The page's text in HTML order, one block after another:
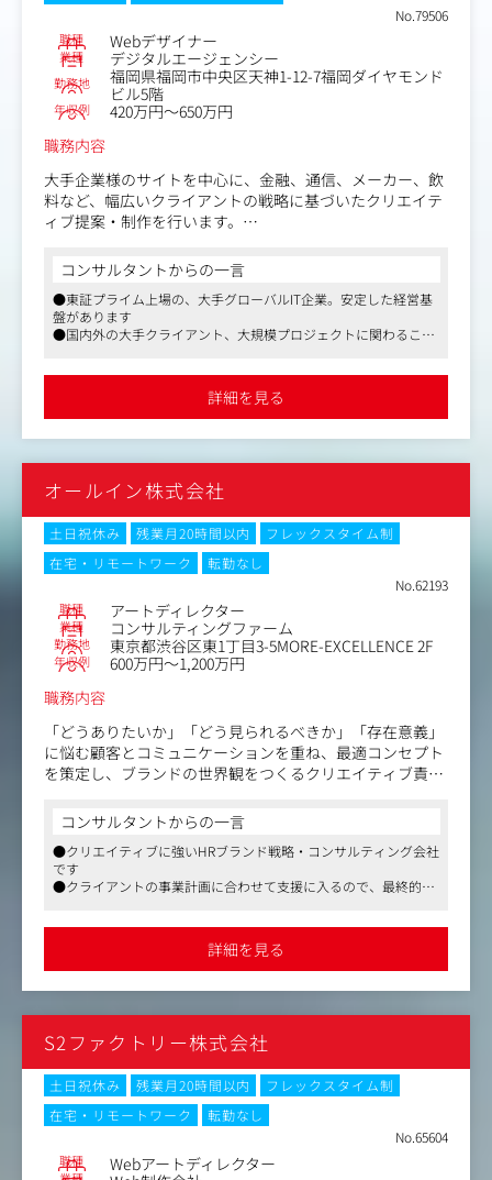
No.79506
職種 Webデザイナー
業種 デジタルエージェンシー
勤務地
福岡県福岡市中央区天神1-12-7福岡ダイヤモンド
ビル5階
年収例
420万円～650万円
職務内容
大手企業様のサイトを中心に、金融、通信、メーカー、飲
料など、幅広いクライアントの戦略に基づいたクリエイテ
ィブ提案・制作を行います。
＜具体的には＞
Webサイトの新規開発・運用・更新業務、LINE、SNSアカ
ウントの運用・更新業務においてのデザインディレクショ
ン、デザイン制作業務。
・Webコンテンツのビジュアル・グラフィックデザイン
・UX設計からアウトプットまで、全体を網羅したデザイン
【仕事内容（変更の範囲）】会社の定める業務
コンサルタントからの一言
●東証プライム上場の、大手グローバルIT企業。安定した経営基
盤があります
●国内外の大手クライアント、大規模プロジェクトに関わること
詳細を見る
オールイン株式会社
土日祝休み 残業月20時間以内
フレックスタイム制
在宅・リモートワーク
転勤なし
No.62193
職種 アートディレクター
業種 コンサルティングファーム
勤務地 東京都渋谷区東1丁目3-5MORE-EXCELLENCE 2F
年収例
600万円～1,200万円
職務内容
「どうありたいか」「どう見られるべきか」「存在意義」
に悩む顧客とコミュニケーションを重ね、最適コンセプト
を策定し、ブランドの世界観をつくるクリエイティブ責任
納品後、ようやくスタートラインに立つ顧客に対し、クリ
エイティブエージェンシーとしてHR戦略コンサルタント
と顧客と伴走しつつ、その後のBrand「ing」活動を全方位
（クリエイティブ／マーケティング／採用戦略）から支援
・提案書作成／プレゼン
・各種デザイン（Web／ロゴ／グラフィックなど）
・デザイン&コーダーディレクション（社外の関係者含
む）
・撮影／映像ディレクション
コンサルタントからの一言
●クリエイティブに強いHRブランド戦略・コンサルティング会社
です
●クライアントの事業計画に合わせて支援に入るので、最終的に
●出社の必要がなければリモートワークでの勤務になります。お
住まいやスキルによっては、フルリモートでのご就業も相談可能
です。残業も月20時間程度なので働きやすい環境です
詳細を見る
S2ファクトリー株式会社
土日祝休み 残業月20時間以内
フレックスタイム制
在宅・リモートワーク
転勤なし
No.65604
職種 Webアートディレクター